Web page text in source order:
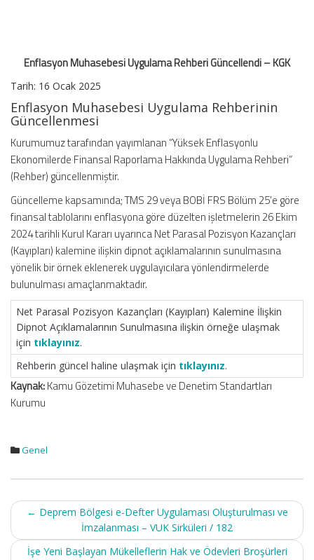
Enflasyon Muhasebesi Uygulama Rehberi Güncellendi – KGK
Tarih: 16 Ocak 2025
Enflasyon Muhasebesi Uygulama Rehberinin
Güncellenmesi
Kurumumuz tarafından yayımlanan “Yüksek Enflasyonlu
Ekonomilerde Finansal Raporlama Hakkında Uygulama Rehberi”
(Rehber) güncellenmiştir.
Güncelleme kapsamında; TMS 29 veya BOBİ FRS Bölüm 25’e göre
finansal tablolarını enflasyona göre düzelten işletmelerin 26 Ekim
2024 tarihli Kurul Kararı uyarınca Net Parasal Pozisyon Kazançları
(Kayıpları) kalemine ilişkin dipnot açıklamalarının sunulmasına
yönelik bir örnek eklenerek uygulayıcılara yönlendirmelerde
bulunulması amaçlanmaktadır.
Net Parasal Pozisyon Kazançları (Kayıpları) Kalemine İlişkin
Dipnot Açıklamalarının Sunulmasına ilişkin örneğe ulaşmak
için tıklayınız.
Rehberin güncel haline ulaşmak için tıklayınız.
Kaynak:Kamu Gözetimi Muhasebe ve Denetim Standartları
Kurumu
Genel
Post
navigation
← Deprem Bölgesi e-Defter Uygulaması Oluşturulması ve
İmzalanması – VUK Sirküleri / 182
İşe Yeni Başlayan Mükelleflerin Hak ve Ödevleri Broşürleri